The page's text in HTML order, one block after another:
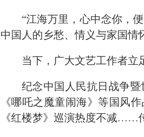
“江海万里，心中念你，
中国人的乡愁、情义与家国情
当下，广大文艺工作者立
纪念中国人民抗日战争
《哪吒之魔童闹海》等国风
《红楼梦》巡演热度不减……